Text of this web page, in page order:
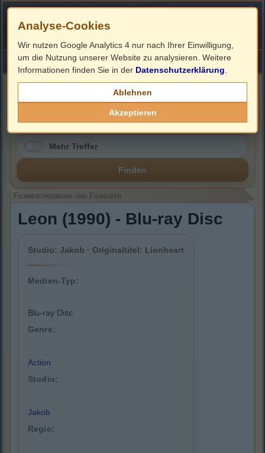
HOME ImpressumLinks
Filmbeschreibung, Cover & Blu-ray Infos
Mehr Treffer
Finden
Filmbeschreibung und Filmdaten
Leon (1990) - Blu-ray Disc
Studio: Jakob · Originaltitel: Lionheart
Medien-Typ:
Blu-ray Disc
Genre:
Action
Studio:
Jakob
Regie:
Analyse-Cookies
Wir nutzen Google Analytics 4 nur nach Ihrer Einwilligung,
um die Nutzung unserer Website zu analysieren. Weitere
Informationen finden Sie in der Datenschutzerklärung
Ablehnen
Akzeptieren